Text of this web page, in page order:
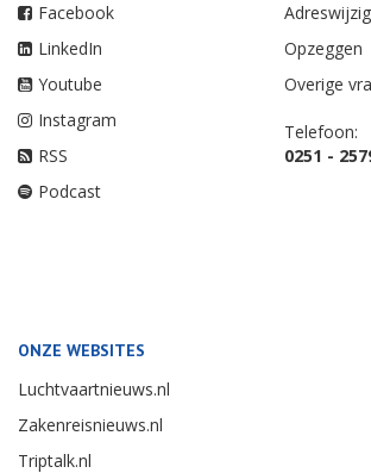
Facebook
LinkedIn
Youtube
Instagram
RSS
Podcast
Opzeggen
Overige
Telefoon:
0251 -
ONZE WEBSITES
Luchtvaartnieuws.nl
Zakenreisnieuws.nl
Triptalk.nl